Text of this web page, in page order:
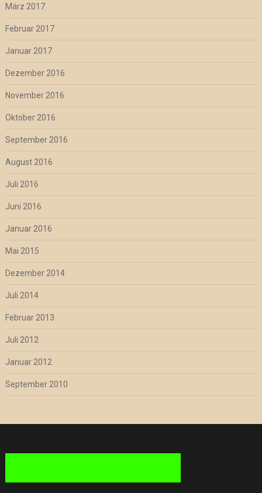
März 2017
Februar 2017
Januar 2017
Dezember 2016
November 2016
Oktober 2016
September 2016
August 2016
Juli 2016
Juni 2016
Januar 2016
Mai 2015
Dezember 2014
Juli 2014
Februar 2013
Juli 2012
Januar 2012
September 2010